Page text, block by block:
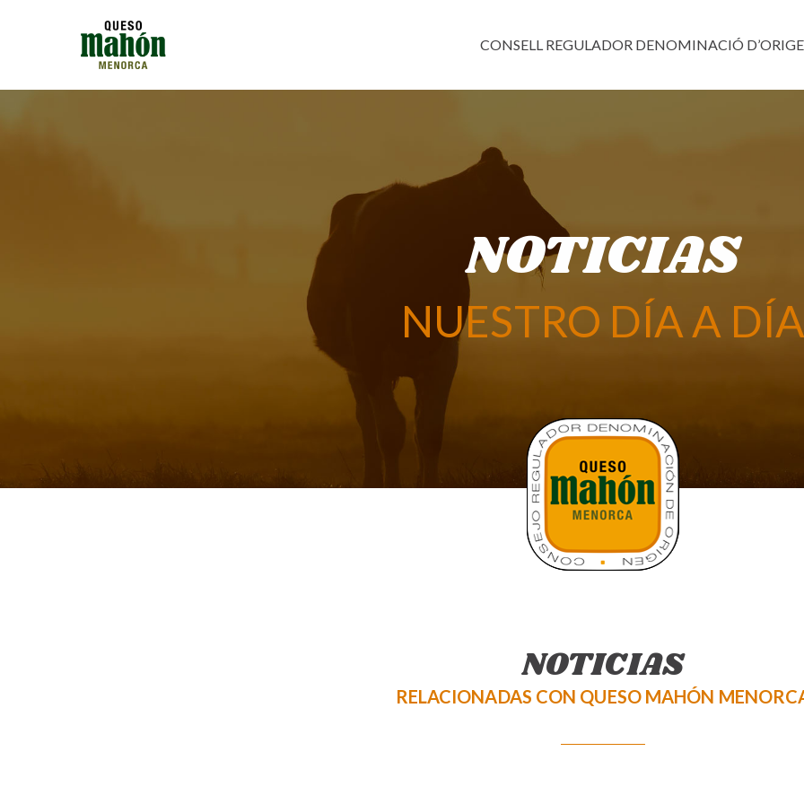
CONSELL REGULADOR DENOMINACIÓ
NOTICIAS
NUESTRO DÍA A DÍA
NOTICIAS
RELACIONADAS CON QUESO MAHÓN